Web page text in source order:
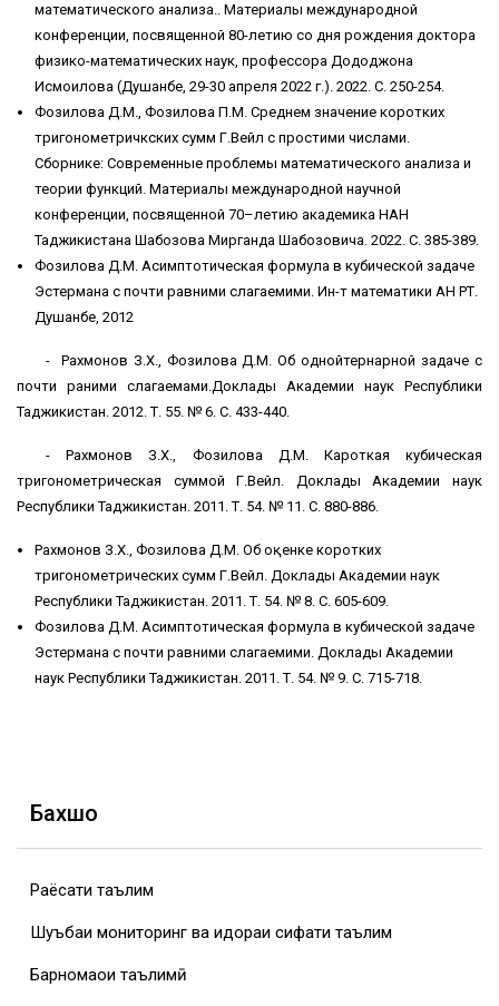
математического анализа.. Материалы международной
конференции, посвященной 80-летию со дня рождения доктора
физико-математических наук, профессора Дододжона
Исмоилова (Душанбе, 29-30 апреля 2022 г.). 2022. С. 250-254.
Фозилова Д.М., Фозилова П.М. Среднем значение коротких
тригонометричкских сумм Г.Вейл с простими числами.
Сборнике: Современные проблемы математического анализа и
теории функций. Материалы международной научной
конференции, посвященной 70–летию академика НАН
Таджикистана Шабозова Мирганда Шабозовича. 2022. С. 385-389.
Фозилова Д.М. Асимптотическая формула в кубической задаче
Эстермана с почти равними слагаемими. Ин-т математики АН РТ.
Душанбе, 2012
- Рахмонов З.Х., Фозилова Д.М. Об однойтернарной задаче с
почти раними слагаемами.Доклады Академии наук Республики
Таджикистан. 2012. Т. 55. № 6. С. 433-440.
- Рахмонов З.Х., Фозилова Д.М. Кароткая кубическая
тригонометрическая суммой Г.Вейл. Доклады Академии наук
Республики Таджикистан. 2011. Т. 54. № 11. С. 880-886.
Рахмонов З.Х., Фозилова Д.М. Об оқенке коротких
тригонометрических сумм Г.Вейл. Доклады Академии наук
Республики Таджикистан. 2011. Т. 54. № 8. С. 605-609.
Фозилова Д.М. Асимптотическая формула в кубической задаче
Эстермана с почти равними слагаемими. Доклады Академии
наук Республики Таджикистан. 2011. Т. 54. № 9. С. 715-718.
Бахшҳо
Раёсати таълим
Шуъбаи мониторинг ва идораи сифати таълим
Барномаҳои таълимӣ